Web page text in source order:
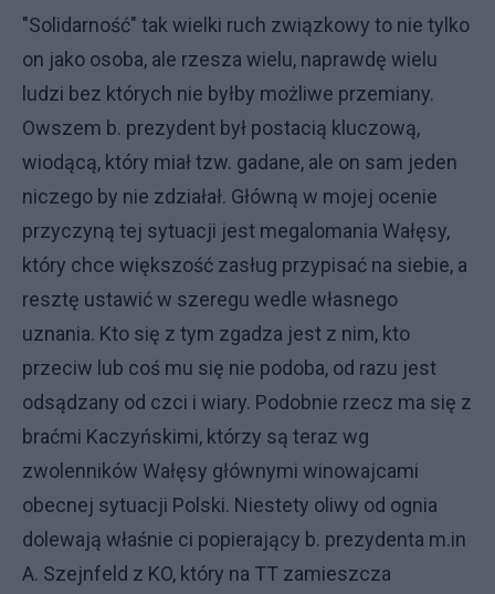
"Solidarność" tak wielki ruch związkowy to nie tylko
on jako osoba, ale rzesza wielu, naprawdę wielu
ludzi bez których nie byłby możliwe przemiany.
Owszem b. prezydent był postacią kluczową,
wiodącą, który miał tzw. gadane, ale on sam jeden
niczego by nie zdziałał. Główną w mojej ocenie
przyczyną tej sytuacji jest megalomania Wałęsy,
który chce większość zasług przypisać na siebie, a
resztę ustawić w szeregu wedle własnego
uznania. Kto się z tym zgadza jest z nim, kto
przeciw lub coś mu się nie podoba, od razu jest
odsądzany od czci i wiary. Podobnie rzecz ma się z
braćmi Kaczyńskimi, którzy są teraz wg
zwolenników Wałęsy głównymi winowajcami
obecnej sytuacji Polski. Niestety oliwy od ognia
dolewają właśnie ci popierający b. prezydenta m.in
A. Szejnfeld z KO, który na TT zamieszcza